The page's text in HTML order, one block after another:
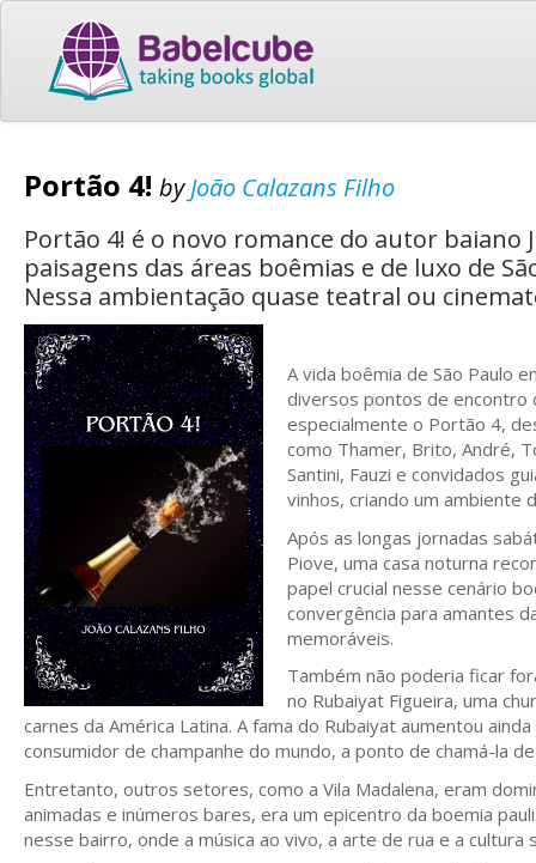
Portão 4! byJoão Calazans Filho
Portão 4! é o novo romance do autor baiano
paisagens das áreas boêmias e de luxo de
Nessa ambientação quase teatral ou
A vida boêmia de São Paulo
diversos pontos de encontro
especialmente o Portão 4,
como Thamer, Brito, André,
Santini, Fauzi e convidados
vinhos, criando um ambiente
Após as longas jornadas
Piove, uma casa noturna
papel crucial nesse cenário
convergência para amantes
memoráveis.
Também não poderia ficar
no Rubaiyat Figueira, uma
carnes da América Latina. A fama do Rubaiyat aumentou
consumidor de champanhe do mundo, a ponto de chamá-la
Entretanto, outros setores, como a Vila Madalena, eram
animadas e inúmeros bares, era um epicentro da boemia
nesse bairro, onde a música ao vivo, a arte de rua e a cultura